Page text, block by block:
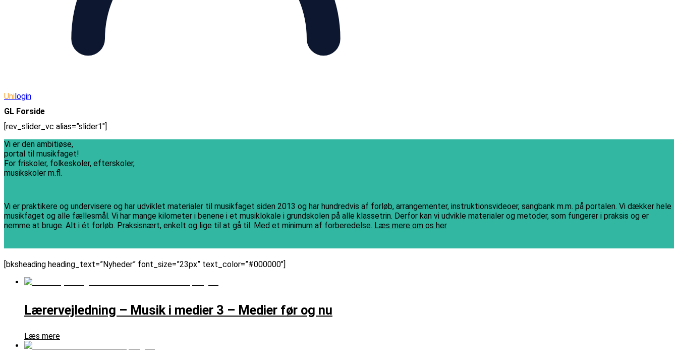
Uni login
GL Forside
[rev_slider_vc alias=”slider1″]
Vi er den ambitiøse,
portal til musikfaget!
For friskoler, folkeskoler, efterskoler,
musikskoler m.fl.
Vi er praktikere og undervisere og har udviklet materialer til musikfaget siden 2013 og har hundredvis af forløb, arrangementer, instruktionsvideoer, sangbank m.m. på portalen. Vi dækker hele
musikfaget og alle fællesmål. Vi har mange kilometer i benene i et musiklokale i grundskolen på alle klassetrin. Derfor kan vi udvikle materialer og metoder, som fungerer i praksis og er
nemme at bruge. Alt i ét forløb. Praksisnært, enkelt og lige til at gå til. Med et minimum af forberedelse. Læs mere om os her
[bksheading heading_text=”Nyheder” font_size=”23px” text_color=”#000000″]
Lærervejledning – Musik i medier 3 – Medier før og nu
Læs mere